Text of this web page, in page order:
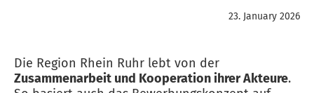
23. January 2026
Die Region Rhein Ruhr lebt von der
Zusammenarbeit und Kooperation ihrer Akteure.